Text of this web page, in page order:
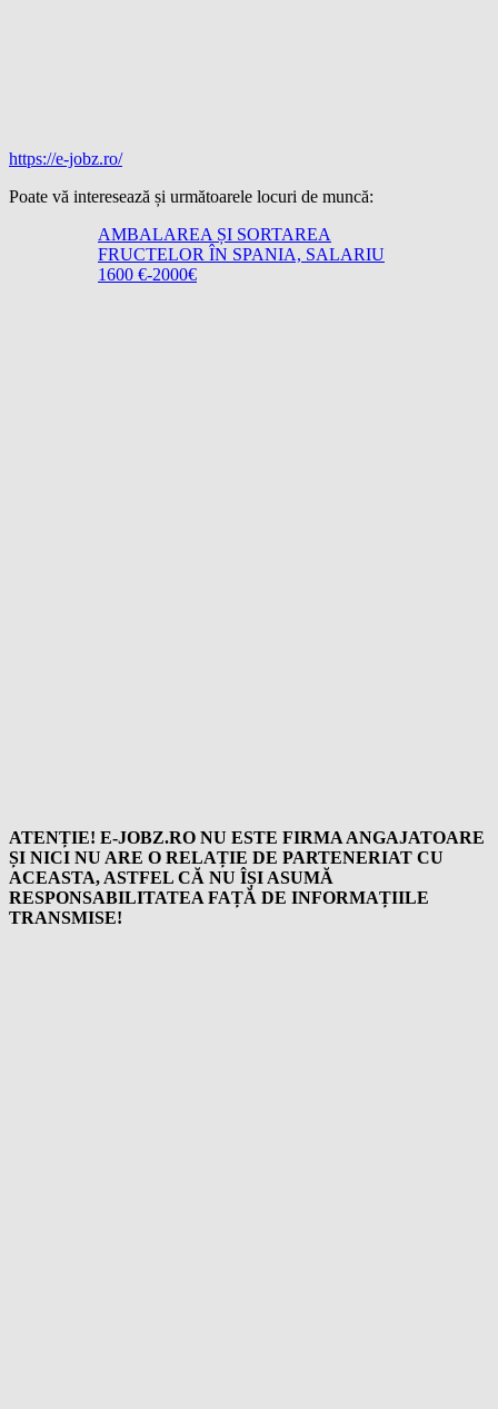
https://e-jobz.ro/
Poate vă interesează și următoarele locuri de muncă:
AMBALAREA ȘI SORTAREA
FRUCTELOR ÎN SPANIA, SALARIU
1600 €-2000€
ATENȚIE! E-JOBZ.RO NU ESTE FIRMA ANGAJATOARE
ȘI NICI NU ARE O RELAȚIE DE PARTENERIAT CU
ACEASTA, ASTFEL CĂ NU ÎȘI ASUMĂ
RESPONSABILITATEA FAȚĂ DE INFORMAȚIILE
TRANSMISE!